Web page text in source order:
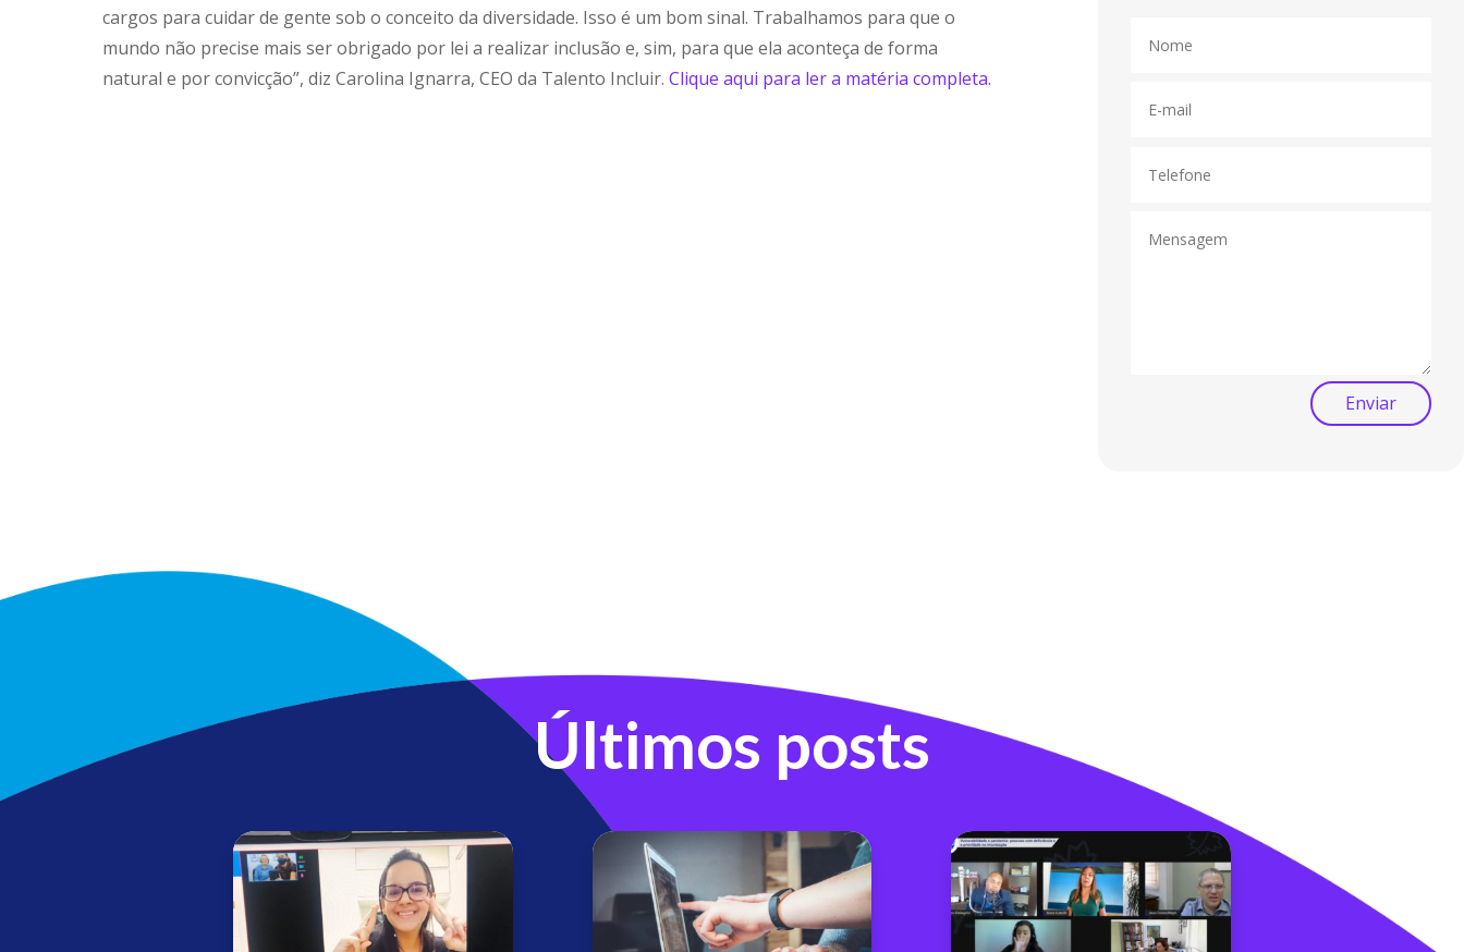
cargos para cuidar de gente sob o conceito da diversidade. Isso é um bom sinal. Trabalhamos para que o
mundo não precise mais ser obrigado por lei a realizar inclusão e, sim, para que ela aconteça de forma
natural e por convicção”, diz Carolina Ignarra, CEO da Talento Incluir.Clique aqui para ler a matéria completa.
Enviar
Últimos posts